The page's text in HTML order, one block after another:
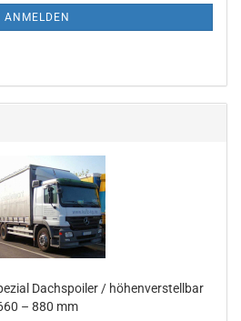
ANMELDEN
Dachspoiler / höhenverstellbar
– 880 mm